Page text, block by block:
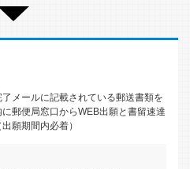
メールに記載されている郵送書類を
郵便局窓口からWEB出願と書留速達
願期間内必着）